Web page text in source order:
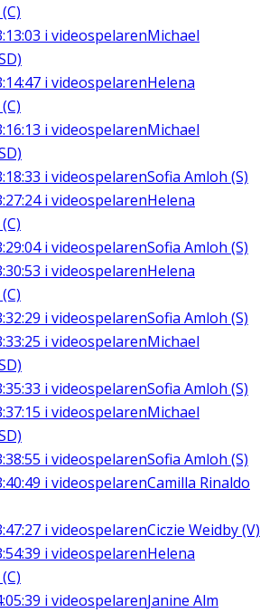
i videospelarenMichael
i videospelarenHelena
i videospelarenMichael
i videospelarenSofia Amloh (S)
i videospelarenHelena
i videospelarenSofia Amloh (S)
i videospelarenHelena
i videospelarenSofia Amloh (S)
i videospelarenMichael
i videospelarenSofia Amloh (S)
i videospelarenMichael
i videospelarenSofia Amloh (S)
i videospelarenCamilla Rinaldo
i videospelarenCiczie Weidby (V)
i videospelarenHelena
i videospelarenJanine Alm